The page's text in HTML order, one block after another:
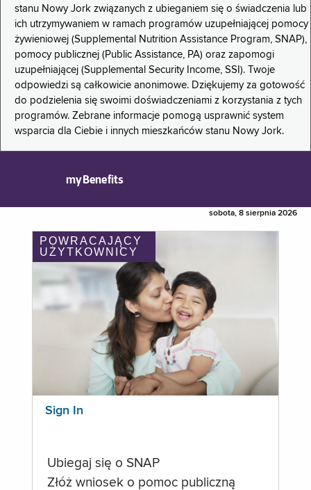
stanu Nowy Jork związanych z ubieganiem się o świadczenia lub
ich utrzymywaniem w ramach programów uzupełniającej pomocy
żywieniowej (Supplemental Nutrition Assistance Program, SNAP),
pomocy publicznej (Public Assistance, PA) oraz zapomogi
uzupełniającej (Supplemental Security Income, SSI). Twoje
odpowiedzi są całkowicie anonimowe. Dziękujemy za gotowość
do podzielenia się swoimi doświadczeniami z korzystania z tych
programów. Zebrane informacje pomogą usprawnić system
wsparcia dla Ciebie i innych mieszkańców stanu Nowy Jork.
myBenefits
sobota, 8 sierpnia 2026
POWRACAJĄCY
UŻYTKOWNICY
Sign In
Ubiegaj się o SNAP
Złóż wniosek o pomoc publiczną